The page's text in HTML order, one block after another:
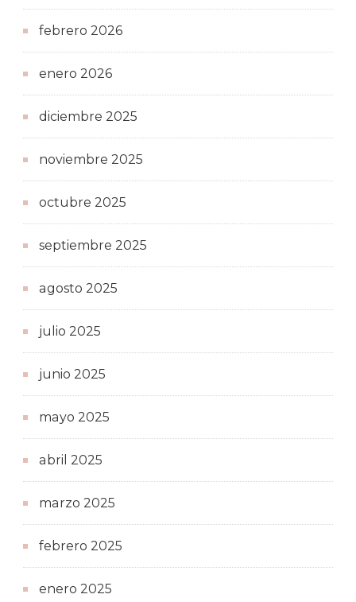
febrero 2026
enero 2026
diciembre 2025
noviembre 2025
octubre 2025
septiembre 2025
agosto 2025
julio 2025
junio 2025
mayo 2025
abril 2025
marzo 2025
febrero 2025
enero 2025